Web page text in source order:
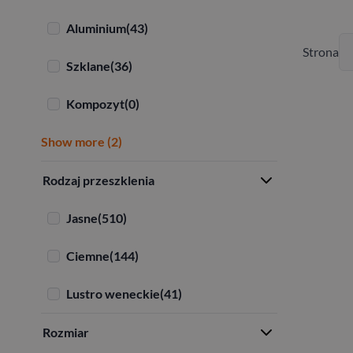
Aluminium(43)
Szklane(36)
Kompozyt(0)
Show more (2)
Rodzaj przeszklenia
Jasne(510)
Ciemne(144)
Lustro weneckie(41)
Rozmiar
Strona